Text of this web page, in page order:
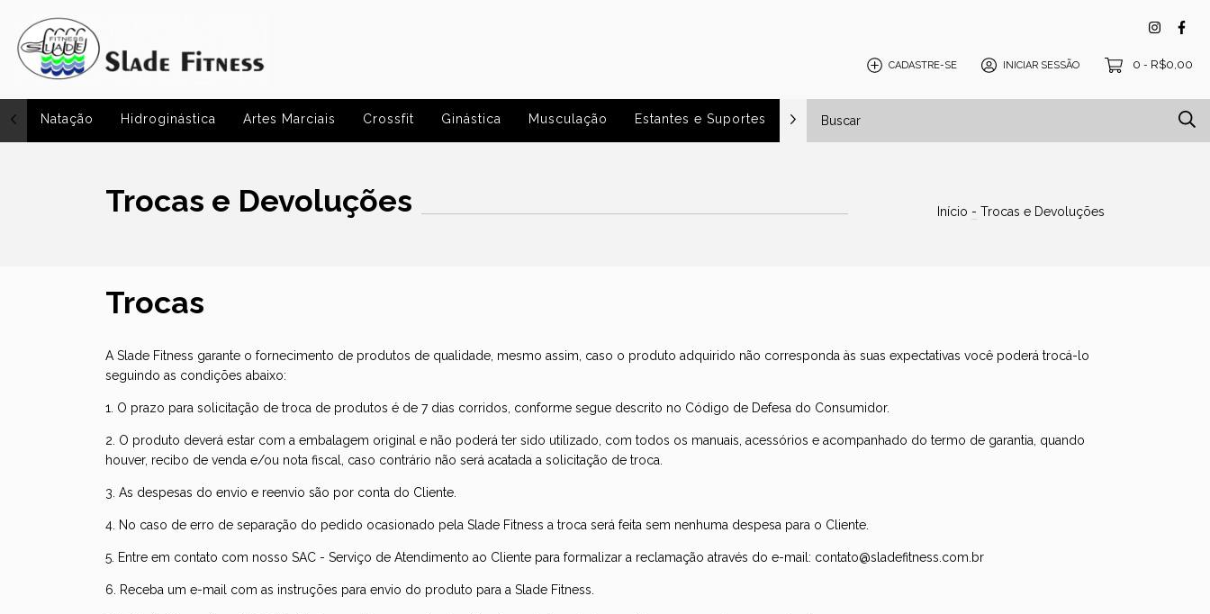
CADASTRE-SE INICIAR SESSÃO 0 - R$0,00
Natação Hidroginástica Artes Marciais Crossfit Ginástica Musculação Estantes e Suportes Pisos e Tatames
Trocas e Devoluções Início - Trocas e Devoluções
Trocas
A Slade Fitness garante o fornecimento de produtos de qualidade, mesmo assim, caso o produto adquirido não corresponda às suas expectativas você poderá trocá-lo
seguindo as condições abaixo:
1. O prazo para solicitação de troca de produtos é de 7 dias corridos, conforme segue descrito no Código de Defesa do Consumidor.
2. O produto deverá estar com a embalagem original e não poderá ter sido utilizado, com todos os manuais, acessórios e acompanhado do termo de garantia, quando
houver, recibo de venda e/ou nota fiscal, caso contrário não será acatada a solicitação de troca.
3. As despesas do envio e reenvio são por conta do Cliente.
4. No caso de erro de separação do pedido ocasionado pela Slade Fitness a troca será feita sem nenhuma despesa para o Cliente.
5. Entre em contato com nosso SAC - Serviço de Atendimento ao Cliente para formalizar a reclamação através do e-mail: contato@sladefitness.com.br
6. Receba um e-mail com as instruções para envio do produto para a Slade Fitness.